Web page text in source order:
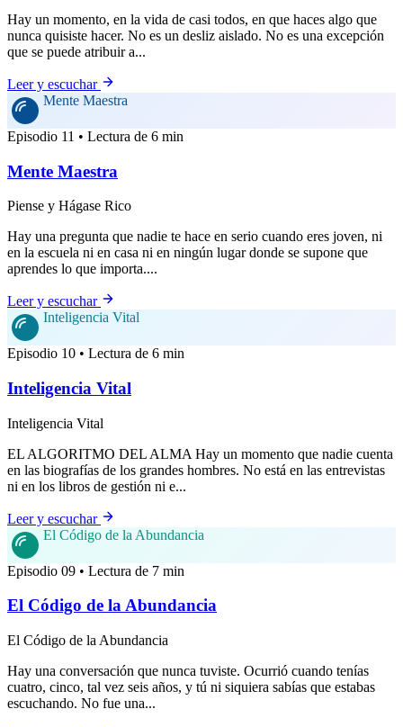
Hay un momento, en la vida de casi todos, en que haces algo que
nunca quisiste hacer. No es un desliz aislado. No es una excepción
que se puede atribuir a...
Leer y escuchar
Mente Maestra
Episodio 11 • Lectura de 6 min
Mente Maestra
Piense y Hágase Rico
Hay una pregunta que nadie te hace en serio cuando eres joven, ni
en la escuela ni en casa ni en ningún lugar donde se supone que
aprendes lo que importa....
Leer y escuchar
Inteligencia Vital
Episodio 10 • Lectura de 6 min
Inteligencia Vital
Inteligencia Vital
EL ALGORITMO DEL ALMA Hay un momento que nadie cuenta
en las biografías de los grandes hombres. No está en las entrevistas
ni en los libros de gestión ni e...
Leer y escuchar
El Código de la Abundancia
Episodio 09 • Lectura de 7 min
El Código de la Abundancia
El Código de la Abundancia
Hay una conversación que nunca tuviste. Ocurrió cuando tenías
cuatro, cinco, tal vez seis años, y tú ni siquiera sabías que estabas
escuchando. No fue una...